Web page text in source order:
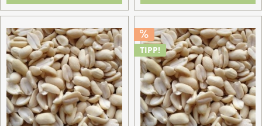
TIPP!